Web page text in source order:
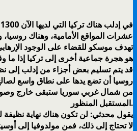
عشرات المواقع الأمامية، وهناك
تهدف موسكو للقضاء على الوجود
هو هجرة جماعية أخرى إلى تركيا إذا
قد يتم تسليم بعض أجزاء من إدلب إلى
روسيا أن تضع يدها على نطاق واسع
من شمال غربي سوريا ستبقى خارج
المستقبل المنظور.
يقول محدثي: لن تكون هناك نهاية
لا تحتاج إلى ذلك، فمن مولدوفيا إلى